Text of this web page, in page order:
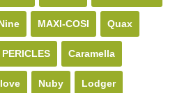
MAXI-COSI Quax
PERICLES Caramella
Nuby Lodger